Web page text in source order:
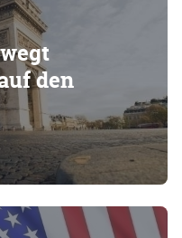
den